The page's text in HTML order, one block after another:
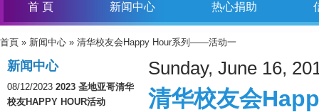
首 頁 新闻中心 热心捐助
You Are Here
首頁 » 新闻中心 » 清华校友会Happy Hour系列——活动一
新闻中心
08/12/2023 2023 圣地亚哥清华
校友HAPPY HOUR活动
Sunday, June 16,
清华校友会